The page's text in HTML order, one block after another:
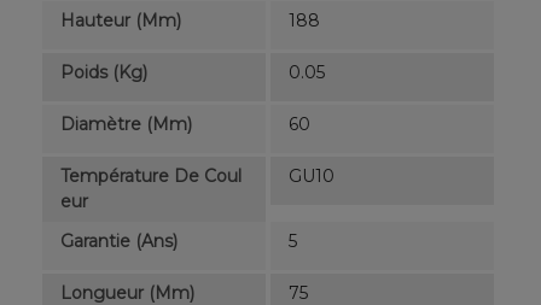
Hauteur (mm) 188
Poids (kg) 0.05
Diamètre (mm) 60
Température De Coul
Eur
GU10
Garantie (ans) 5
Longueur (mm) 75